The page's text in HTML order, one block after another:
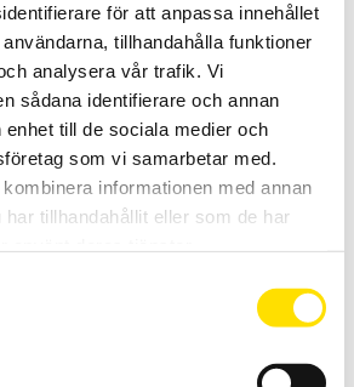
för att anpassa innehållet
tillhandahålla funktioner
analysera vår trafik. Vi
sådana identifierare och annan
enhet till de sociala medier och
som vi samarbetar med.
informationen med annan
tillhandahållit eller som de har
Shotcrete Penetrometer
1000N
tryckhållfasthetsprovare med
på sprutbetong.